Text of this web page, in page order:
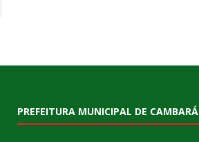
PREFEITURA MUNICIPAL DE CAMBARÁ